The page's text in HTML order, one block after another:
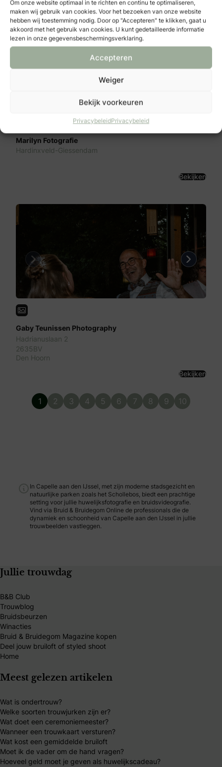
Om onze website optimaal in te richten en continu te optimaliseren,
maken wij gebruik van cookies. Voor het bezoeken van onze website
hebben wij toestemming nodig. Door op "Accepteren" te klikken, gaat u
akkoord met het gebruik van cookies. U kunt gedetailleerde informatie
lezen in onze gegevensbeschermingsverklaring.
Accepteren
Weiger
Bekijk voorkeuren
PrivacybeleidPrivacybeleid
Bekijken
Marilyn Fotografie
Hardinxveld-Giessendam
Bekijken
Previous Next
Gaby Teunissen Photography
Hadrianuslaan 2
2635BV
Den Hoorn
Bekijken
1 2 3 4 5 6 7 8 9 10
In Capelle aan den IJssel, met zijn moderne stadsgezicht en
natuurlijke parken zoals het Schollebos, biedt een prachtige
setting voor jullie huwelijksfotografie en bruidsvideografie.
Vind via Bruid & Bruidegom Online de professionals die de
dynamiek en schoonheid van Capelle aan den IJssel in jullie
trouwbeelden vastleggen.
Jullie trouwdag
B&B Club
Trouwblog
Bruidsbeurzen
Winacties
Bruid & Bruidegom Magazine kopen
Deel jouw bruiloft of styled shoot
Home
Meest gelezen artikelen
Wat is ondertrouw?
Welke soorten trouwjurken zijn er?
Wat doet een ceremoniemeester?
Wanneer een trouwkaart versturen?
Wat kost een gemiddelde bruiloft
Moet ik de vader om de hand vragen?
Hoeveel geld moet je geven als huwelijkscadeau?